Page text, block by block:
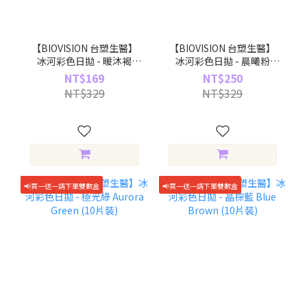
【BIOVISION 台塑生醫】
冰河彩色日拋 - 暖沐褐
Warm Brown (10片裝)
NT$169
NT$329
【BIOVISION 台塑生醫】
冰河彩色日拋 - 晨曦粉
Dawn Pink (10片裝)
NT$250
NT$329
📢買一送一請下單雙數盒 📢買一送一請下單雙數盒